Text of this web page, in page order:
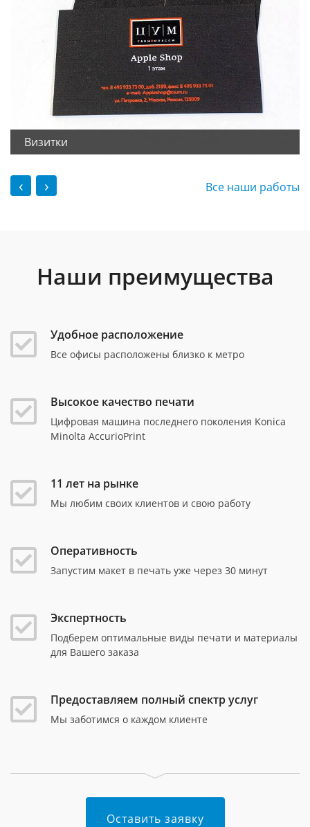
Визитки
‹ › Все наши работы
Наши преимущества
Удобное расположение
Все офисы расположены близко к метро
Высокое качество печати
Цифровая машина последнего поколения Konica
Minolta AccurioPrint
11 лет на рынке
Мы любим своих клиентов и свою работу
Оперативность
Запустим макет в печать уже через 30 минут
Экспертность
Подберем оптимальные виды печати и материалы
для Вашего заказа
Предоставляем полный спектр услуг
Мы заботимся о каждом клиенте
Оставить заявку